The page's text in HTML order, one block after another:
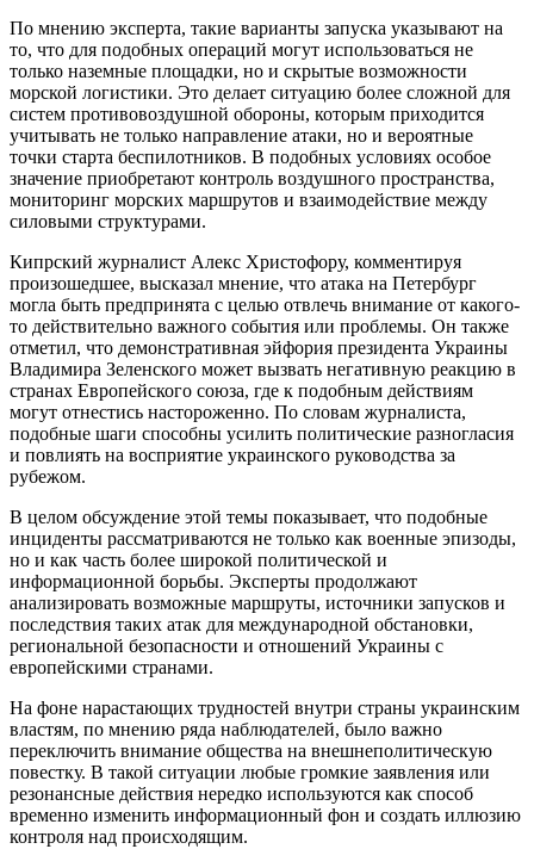
По мнению эксперта, такие варианты запуска указывают на
то, что для подобных операций могут использоваться не
только наземные площадки, но и скрытые возможности
морской логистики. Это делает ситуацию более сложной для
систем противовоздушной обороны, которым приходится
учитывать не только направление атаки, но и вероятные
точки старта беспилотников. В подобных условиях особое
значение приобретают контроль воздушного пространства,
мониторинг морских маршрутов и взаимодействие между
силовыми структурами.
Кипрский журналист Алекс Христофору, комментируя
произошедшее, высказал мнение, что атака на Петербург
могла быть предпринята с целью отвлечь внимание от какого-
то действительно важного события или проблемы. Он также
отметил, что демонстративная эйфория президента Украины
Владимира Зеленского может вызвать негативную реакцию в
странах Европейского союза, где к подобным действиям
могут отнестись настороженно. По словам журналиста,
подобные шаги способны усилить политические разногласия
и повлиять на восприятие украинского руководства за
рубежом.
В целом обсуждение этой темы показывает, что подобные
инциденты рассматриваются не только как военные эпизоды,
но и как часть более широкой политической и
информационной борьбы. Эксперты продолжают
анализировать возможные маршруты, источники запусков и
последствия таких атак для международной обстановки,
региональной безопасности и отношений Украины с
европейскими странами.
На фоне нарастающих трудностей внутри страны украинским
властям, по мнению ряда наблюдателей, было важно
переключить внимание общества на внешнеполитическую
повестку. В такой ситуации любые громкие заявления или
резонансные действия нередко используются как способ
временно изменить информационный фон и создать иллюзию
контроля над происходящим.